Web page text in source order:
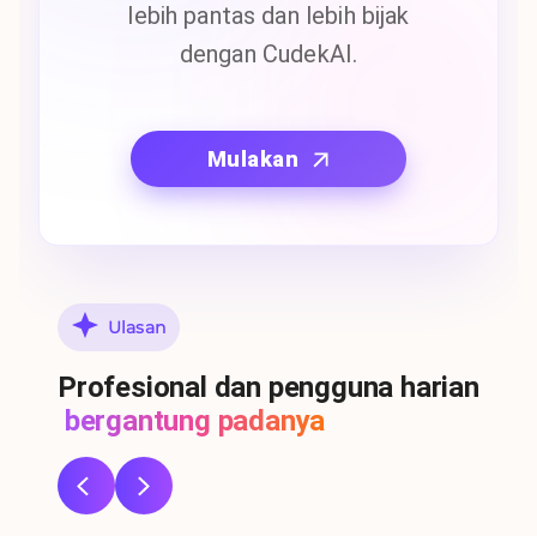
lebih pantas dan lebih bijak
dengan CudekAI.
Mulakan
Ulasan
Profesional dan pengguna harian
bergantung padanya